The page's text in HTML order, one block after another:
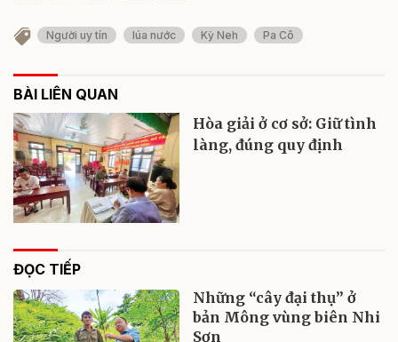
Người uy tín lúa nước Kỳ Neh Pa Cô
BÀI LIÊN QUAN
Hòa giải ở cơ sở: Giữ tình
làng, đúng quy định
ĐỌC TIẾP
Những “cây đại thụ” ở
bản Mông vùng biên Nhi
Sơn